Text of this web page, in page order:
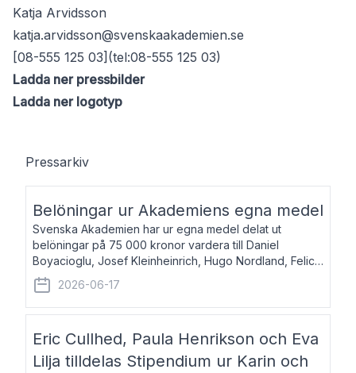
Katja Arvidsson
katja.arvidsson@svenskaakademien.se
[08-555 125 03](tel:08-555 125 03)
Ladda ner pressbilder
Ladda ner logotyp
Pressarkiv
Belöningar ur Akademiens egna medel
Svenska Akademien har ur egna medel delat ut
belöningar på 75 000 kronor vardera till Daniel
Boyacioglu, Josef Kleinheinrich, Hugo Nordland, Felicia
Stenroth och Svante Strandberg. Daniel Boyacioglu,
född 1981, är poet och scenartist. Josef
2026-06-17
Eric Cullhed, Paula Henrikson och Eva
Lilja tilldelas Stipendium ur Karin och